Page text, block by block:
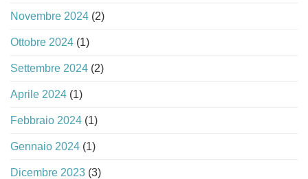
Novembre 2024 (2)
Ottobre 2024 (1)
Settembre 2024 (2)
Aprile 2024 (1)
Febbraio 2024 (1)
Gennaio 2024 (1)
Dicembre 2023 (3)